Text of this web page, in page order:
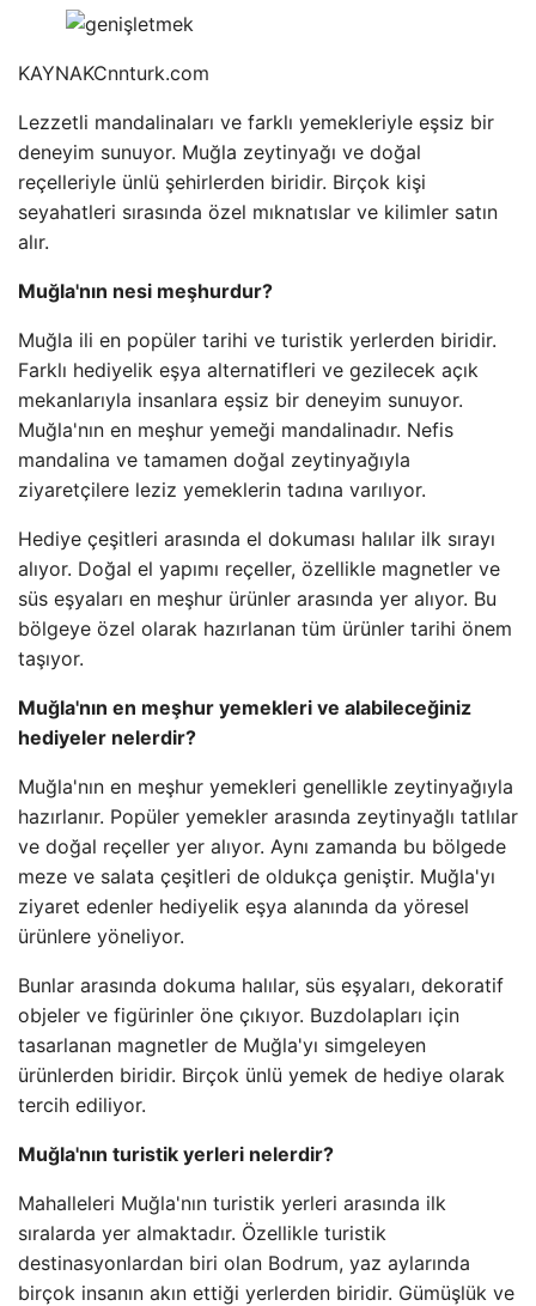
KAYNAKCnnturk.com
Lezzetli mandalinaları ve farklı yemekleriyle eşsiz bir
deneyim sunuyor. Muğla zeytinyağı ve doğal
reçelleriyle ünlü şehirlerden biridir. Birçok kişi
seyahatleri sırasında özel mıknatıslar ve kilimler satın
alır.
Muğla'nın nesi meşhurdur?
Muğla ili en popüler tarihi ve turistik yerlerden biridir.
Farklı hediyelik eşya alternatifleri ve gezilecek açık
mekanlarıyla insanlara eşsiz bir deneyim sunuyor.
Muğla'nın en meşhur yemeği mandalinadır. Nefis
mandalina ve tamamen doğal zeytinyağıyla
ziyaretçilere leziz yemeklerin tadına varılıyor.
Hediye çeşitleri arasında el dokuması halılar ilk sırayı
alıyor. Doğal el yapımı reçeller, özellikle magnetler ve
süs eşyaları en meşhur ürünler arasında yer alıyor. Bu
bölgeye özel olarak hazırlanan tüm ürünler tarihi önem
taşıyor.
Muğla'nın en meşhur yemekleri ve alabileceğiniz
hediyeler nelerdir?
Muğla'nın en meşhur yemekleri genellikle zeytinyağıyla
hazırlanır. Popüler yemekler arasında zeytinyağlı tatlılar
ve doğal reçeller yer alıyor. Aynı zamanda bu bölgede
meze ve salata çeşitleri de oldukça geniştir. Muğla'yı
ziyaret edenler hediyelik eşya alanında da yöresel
ürünlere yöneliyor.
Bunlar arasında dokuma halılar, süs eşyaları, dekoratif
objeler ve figürinler öne çıkıyor. Buzdolapları için
tasarlanan magnetler de Muğla'yı simgeleyen
ürünlerden biridir. Birçok ünlü yemek de hediye olarak
tercih ediliyor.
Muğla'nın turistik yerleri nelerdir?
Mahalleleri Muğla'nın turistik yerleri arasında ilk
sıralarda yer almaktadır. Özellikle turistik
destinasyonlardan biri olan Bodrum, yaz aylarında
birçok insanın akın ettiği yerlerden biridir. Gümüşlük ve